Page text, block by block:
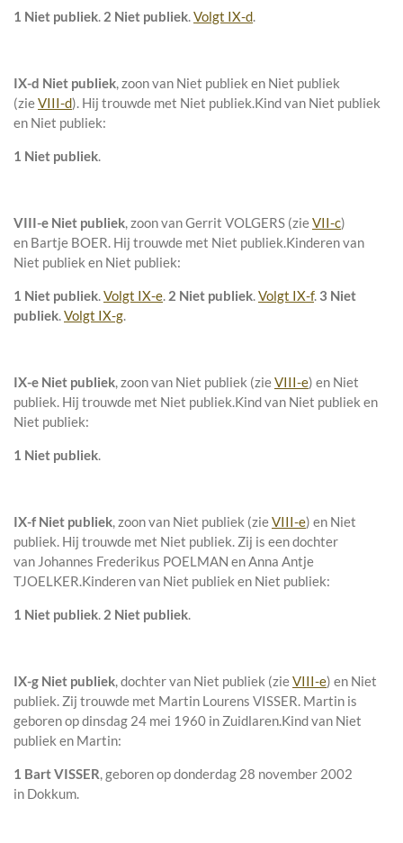
1 Niet publiek. 2 Niet publiek.Volgt IX-d.
IX-d Niet publiek, zoon van Niet publiek en Niet publiek
(zieVIII-d). Hij trouwde met Niet publiek.Kind van Niet publiek
en Niet publiek:
1 Niet publiek.
VIII-e Niet publiek, zoon vanGerrit VOLGERS (zieVII-c)
en Bartje BOER. Hij trouwde met Niet publiek.Kinderen van
Niet publiek en Niet publiek:
1 Niet publiek.Volgt IX-e. 2 Niet publiek.Volgt IX-f. 3 Niet
publiek.Volgt IX-g.
IX-e Niet publiek, zoon van Niet publiek (zieVIII-e) en Niet
publiek. Hij trouwde met Niet publiek.Kind van Niet publiek en
Niet publiek:
1 Niet publiek.
IX-f Niet publiek, zoon van Niet publiek (zieVIII-e) en Niet
publiek. Hij trouwde met Niet publiek. Zij is een dochter
van Johannes Frederikus POELMAN enAnna Antje
TJOELKER.Kinderen van Niet publiek en Niet publiek:
1 Niet publiek. 2 Niet publiek.
IX-g Niet publiek, dochter van Niet publiek (zieVIII-e) en Niet
publiek. Zij trouwde met Martin Lourens VISSER. Martin is
geboren op dinsdag 24 mei 1960 in Zuidlaren.Kind van Niet
publiek en Martin:
1 Bart VISSER, geboren op donderdag 28 november 2002
in Dokkum.